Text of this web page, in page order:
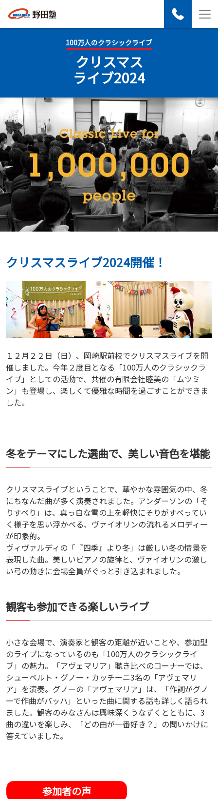
100万人のクラシックライブ
クリスマス
ライブ2024
クリスマスライブ2024開催！
１２月２２日（日）、岡崎駅前校でクリスマスライブを開
催しました。今年２度目となる「100万人のクラシックラ
イブ」としての活動で、共催の有限会社睦美の「ムツミ
ン」も登場し、楽しくて優雅な時間を過ごすことができま
した。
冬をテーマにした選曲で、美しい音色を堪能
クリスマスライブということで、華やかな雰囲気の中、冬
にちなんだ曲が多く演奏されました。アンダーソンの「そ
りすべり」は、真っ白な雪の上を軽快にそりがすべってい
く様子を思い浮かべる、ヴァイオリンの流れるメロディー
が印象的。
ヴィヴァルディの「『四季』より冬」は厳しい冬の情景を
表現した曲。美しいピアノの旋律と、ヴァイオリンの激し
い弓の動きに会場全員がぐっと引き込まれました。
観客も参加できる楽しいライブ
小さな会場で、演奏家と観客の距離が近いことや、参加型
のライブになっているのも「100万人のクラシックライ
ブ」の魅力。「アヴェマリア」聴き比べのコーナーでは、
シューベルト・グノー・カッチーニ3名の「アヴェマリ
ア」を演奏。グノーの「アヴェマリア」は、「作詞がグノ
ーで作曲がバッハ」といった曲に関する話も詳しく語られ
ました。観客のみなさんは興味深くうなずくとともに、3
曲の違いを楽しみ、「どの曲が一番好き？」の問いかけに
答えていました。
参加者の声